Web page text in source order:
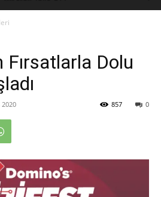
Fırsatlarla Dolu
2020 0
857